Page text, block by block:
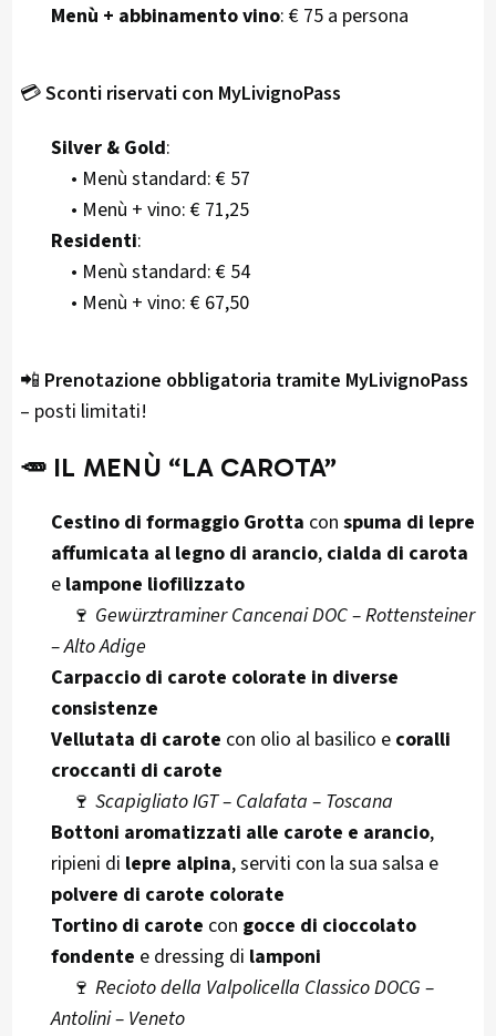
Menù + abbinamento vino: € 75 a persona
💳Sconti riservati con MyLivignoPass
Silver & Gold:
• Menù standard: € 57
• Menù + vino: € 71,25
Residenti:
• Menù standard: € 54
• Menù + vino: € 67,50
📲 Prenotazione obbligatoria tramite MyLivignoPass
– posti limitati!
🥕 IL MENÙ “LA CAROTA”
Cestino di formaggio Grotta con spuma di lepre
affumicata al legno di arancio, cialda di carota
e lampone liofilizzato
🍷 Gewürztraminer Cancenai DOC – Rottensteiner
– Alto Adige
Carpaccio di carote colorate in diverse
consistenze
Vellutata di carote con olio al basilico e coralli
croccanti di carote
🍷 Scapigliato IGT – Calafata – Toscana
Bottoni aromatizzati alle carote e arancio,
ripieni di lepre alpina, serviti con la sua salsa e
polvere di carote colorate
Tortino di carote con gocce di cioccolato
fondente e dressing di lamponi
🍷 Recioto della Valpolicella Classico DOCG –
Antolini – Veneto